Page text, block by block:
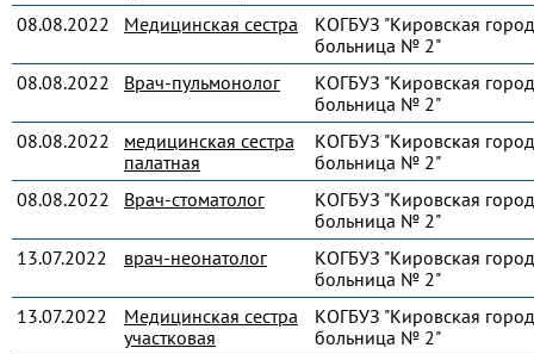
08.08.2022 Медицинская сестра
КОГБУЗ "Кировская
больница № 2"
08.08.2022
Врач-пульмонолог
КОГБУЗ "Кировская
больница № 2"
08.08.2022
медицинская сестра
палатная
КОГБУЗ "Кировская
больница № 2"
08.08.2022
Врач-стоматолог
КОГБУЗ "Кировская
больница № 2"
13.07.2022
врач-неонатолог
КОГБУЗ "Кировская
больница № 2"
13.07.2022
Медицинская сестра
участковая
КОГБУЗ "Кировская
больница № 2"